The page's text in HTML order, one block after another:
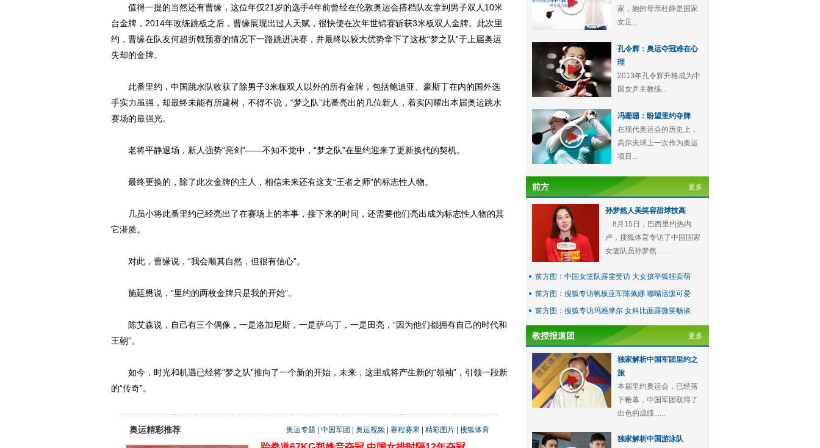
值得一提的当然还有曹缘，这位年仅21岁的选手4年前曾经在伦敦奥运会搭档队友拿到男子双人10米
台金牌，2014年改练跳板之后，曹缘展现出过人天赋，很快便在次年世锦赛斩获3米板双人金牌。此次里
约，曹缘在队友何超折戟预赛的情况下一路跳进决赛，并最终以较大优势拿下了这枚“梦之队”于上届奥运
失却的金牌。
此番里约，中国跳水队收获了除男子3米板双人以外的所有金牌，包括鲍迪亚、豪斯丁在内的国外选
手实力虽强，却最终未能有所建树，不得不说，“梦之队”此番亮出的几位新人，着实闪耀出本届奥运跳水
赛场的最强光。
老将平静退场，新人强势“亮剑”——不知不觉中，“梦之队”在里约迎来了更新换代的契机。
最终更换的，除了此次金牌的主人，相信未来还有这支“王者之师”的标志性人物。
几员小将此番里约已经亮出了在赛场上的本事，接下来的时间，还需要他们亮出成为标志性人物的其
它潜质。
对此，曹缘说，“我会顺其自然，但很有信心”。
施廷懋说，“里约的两枚金牌只是我的开始”。
陈艾森说，自己有三个偶像，一是洛加尼斯，一是萨乌丁，一是田亮，“因为他们都拥有自己的时代和
王朝”。
如今，时光和机遇已经将“梦之队”推向了一个新的开始，未来，这里或将产生新的“领袖”，引领一段新
的“传奇”。
奥运精彩推荐 奥运专题 中国军团 奥运视频 赛程赛果 精彩图片 搜狐体育
家，她的母亲杜静是国家
女足...
孔令辉：奥运夺冠难在心
理
2013年孔令辉升格成为中
国女乒主教练...
冯珊珊：盼望里约夺牌
在现代奥运会的历史上，
高尔夫球上一次作为奥运
项目...
前方 更多
孙梦然人美笑容甜球技高
8月15日，巴西里约热内
卢，搜狐体育专访了中国国家
女篮队员孙梦然……
前方图：中国女篮队露雯受访 大女孩举狐狸卖萌
前方图：搜狐专访帆板亚军陈佩娜 嘟嘴活泼可爱
前方图：搜狐专访玛雅摩尔 女科比面露微笑畅谈
教授报道团 更多
独家解析中国军团里约之
旅
本届里约奥运会，已经落
下帷幕，中国军团取得了
出色的成绩......
独家解析中国游泳队